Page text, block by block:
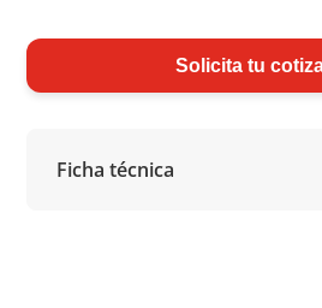
Solicita tu
Ficha técnica